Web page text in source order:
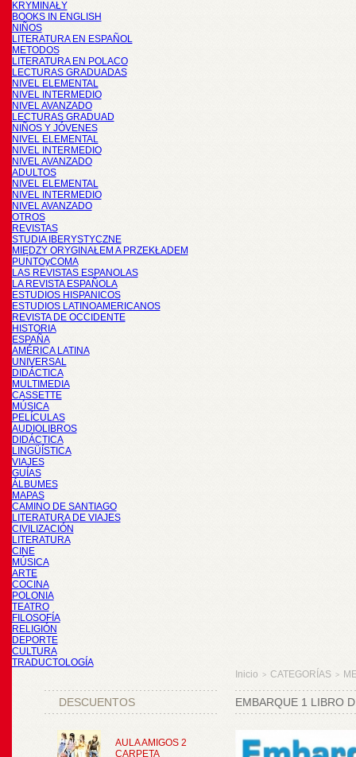
KRYMINAŁY
BOOKS IN ENGLISH
NIÑOS
LITERATURA EN ESPAÑOL
METODOS
LITERATURA EN POLACO
LECTURAS GRADUADAS
NIVEL ELEMENTAL
NIVEL INTERMEDIO
NIVEL AVANZADO
LECTURAS GRADUAD
NIÑOS Y JÓVENES
NIVEL ELEMENTAL
NIVEL INTERMEDIO
NIVEL AVANZADO
ADULTOS
NIVEL ELEMENTAL
NIVEL INTERMEDIO
NIVEL AVANZADO
OTROS
REVISTAS
STUDIA IBERYSTYCZNE
MIĘDZY ORYGINAŁEM A PRZEKŁADEM
PUNTOyCOMA
LAS REVISTAS ESPANOLAS
LA REVISTA ESPAÑOLA
ESTUDIOS HISPANICOS
ESTUDIOS LATINOAMERICANOS
REVISTA DE OCCIDENTE
HISTORIA
ESPAÑA
AMÉRICA LATINA
UNIVERSAL
DIDÁCTICA
MULTIMEDIA
CASSETTE
MÚSICA
PELÍCULAS
AUDIOLIBROS
DIDÁCTICA
LINGÜÍSTICA
VIAJES
GUÍAS
ÁLBUMES
MAPAS
CAMINO DE SANTIAGO
LITERATURA DE VIAJES
CIVILIZACIÓN
LITERATURA
CINE
MÚSICA
ARTE
COCINA
POLONIA
TEATRO
FILOSOFÍA
RELIGIÓN
DEPORTE
CULTURA
TRADUCTOLOGÍA
DESCUENTOS
AULA AMIGOS 2
CARPETA
Inicio > CATEGORÍAS >
EMBARQUE 1 LIBRO